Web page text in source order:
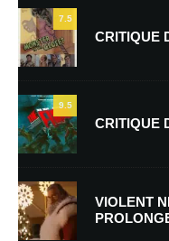
Nom*
E-mail *
7.5
CRITIQUE
9.5
CRITIQUE
VIOLENT